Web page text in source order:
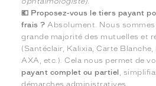
💶 Proposez-vous le tiers payant
frais ? Absolument. Nous
grande majorité des mutuelles et
(Santéclair, Kalixia, Carte Blanche,
AXA, etc.). Cela nous permet de
payant complet ou partiel ,
démarches administratives.